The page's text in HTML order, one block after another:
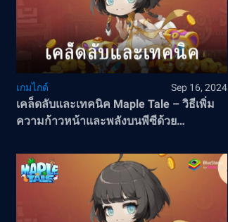
เกมไกด์ Sep 16, 2024
เคล็ดลับและเทคนิค Maple Tale – วิธีเพิ่ม
ความก้าวหน้าและพลังบนพีซีด้วย